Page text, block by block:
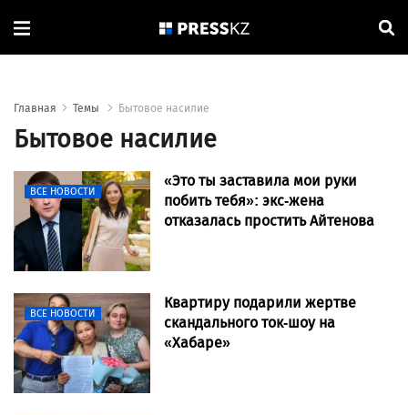
Главная Темы Бытовое насилие
Бытовое насилие
ВСЕ НОВОСТИ
«Это ты заставила мои руки
побить тебя»: экс-жена
отказалась простить Айтенова
ВСЕ НОВОСТИ
Квартиру подарили жертве
скандального ток-шоу на
«Хабаре»